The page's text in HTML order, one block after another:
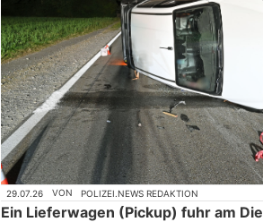
29.07.26 VON POLIZEI.NEWS REDAKTION
Ein Lieferwagen (Pickup) fuhr am